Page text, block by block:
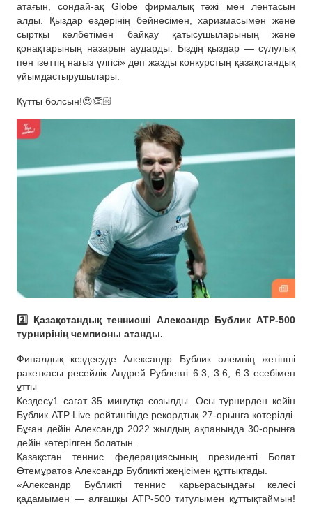
атағын, сондай-ақ Globe фирмалық тәжі мен лентасын
алды. Қыздар өздерінің бейнесімен, харизмасымен және
сыртқы келбетімен байқау қатысушыларының және
қонақтарының назарын аударды. Біздің қыздар — сұлулық
пен ізеттің нағыз үлгісі» деп жазды конкурстың қазақстандық
ұйымдастырушылары.
Құтты болсын!😍👏🏻
2️⃣ Қазақстандық теннисші Александр Бублик ATP-500
турнирінің чемпионы атанды.
Финалдық кездесуде Александр Бублик әлемнің жетінші
ракеткасы ресейлік Андрей Рублевті 6:3, 3:6, 6:3 есебімен
ұтты.
Кездесу1 сағат 35 минутқа созылды. Осы турнирден кейін
Бублик ATP Live рейтингінде рекордтық 27-орынға көтерілді.
Бұған дейін Александр 2022 жылдың ақпанында 30-орынға
дейін көтерілген болатын.
Қазақстан теннис федерациясының президенті Болат
Өтемұратов Александр Бубликті жеңісімен құттықтады.
«Александр Бубликті теннис карьерасындағы келесі
қадамымен — алғашқы ATP-500 титулымен құттықтаймын!